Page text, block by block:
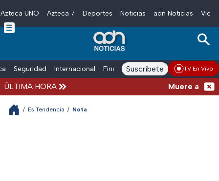
Skip to main content
Azteca UNO Azteca 7 Deportes Noticias adn Noticias
Seguridad Internacional Finanzas adn Noticias Radio
Suscríbete TV En Vivo
ÚLTIMA HORA Muere a los
/ Es Tendencia / Nota